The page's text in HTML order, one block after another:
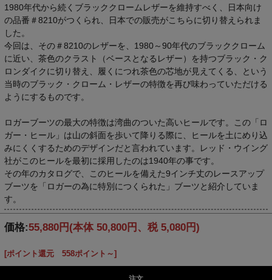
1980年代から続くブラッククロームレザーを維持すべく、日本向け
の品番＃8210がつくられ、日本での販売がこちらに切り替えられま
した。
今回は、その＃8210のレザーを、1980～90年代のブラッククローム
に近い、茶色のクラスト（ベースとなるレザー）を持つブラック・ク
ロンダイクに切り替え、履くにつれ茶色の芯地が見えてくる、という
当時のブラック・クローム・レザーの特徴を再び味わっていただける
ようにするものです。
ロガーブーツの最大の特徴は湾曲のついた高いヒールです。この「ロ
ガー・ヒール」は山の斜面を歩いて降りる際に、ヒールを土にめり込
みにくくするためのデザインだと言われています。レッド・ウイング
社がこのヒールを最初に採用したのは1940年の事です。
その年のカタログで、このヒールを備えた9インチ丈のレースアップ
ブーツを「ロガーの為に特別につくられた」ブーツと紹介していま
す。
価格:55,880円 (本体 50,800円、税 5,080円)
[ポイント還元 558ポイント～]